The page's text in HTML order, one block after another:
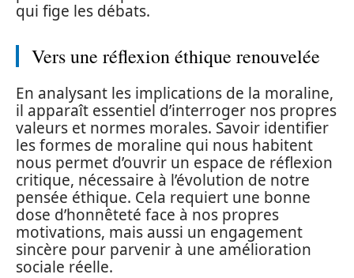
qui fige les débats.
Vers une réflexion éthique renouvelée
En analysant les implications de la moraline,
il apparaît essentiel d’interroger nos propres
valeurs et normes morales. Savoir identifier
les formes de moraline qui nous habitent
nous permet d’ouvrir un espace de réflexion
critique, nécessaire à l’évolution de notre
pensée éthique. Cela requiert une bonne
dose d’honnêteté face à nos propres
motivations, mais aussi un engagement
sincère pour parvenir à une amélioration
sociale réelle.